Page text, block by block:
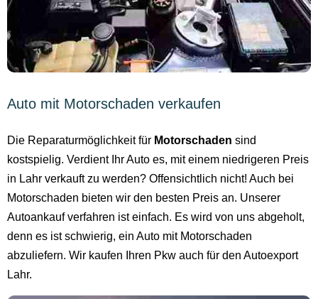
Auto mit Motorschaden verkaufen
Die Reparaturmöglichkeit für Motorschaden sind
kostspielig. Verdient Ihr Auto es, mit einem niedrigeren Preis
in Lahr verkauft zu werden? Offensichtlich nicht! Auch bei
Motorschaden bieten wir den besten Preis an. Unserer
Autoankauf verfahren ist einfach. Es wird von uns abgeholt,
denn es ist schwierig, ein Auto mit Motorschaden
abzuliefern. Wir kaufen Ihren Pkw auch für den Autoexport
Lahr.